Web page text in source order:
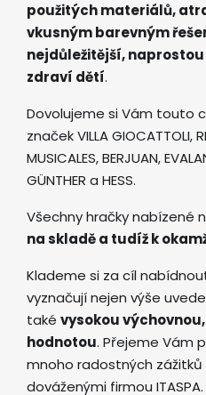
použitých materiálů,
vkusným barevným
nejdůležitější,
zdraví dětí.
Dovolujeme si Vám touto
značek VILLA GIOCATTOLI,
MUSICALES, BERJUAN,
GÜNTHER a HESS.
Všechny hračky nabízené
na skladě a tudíž k
Klademe si za cíl
vyznačují nejen výše
také vysokou
hodnotou. Přejeme Vám
mnoho radostných zážitků
dováženými firmou ITASPA.